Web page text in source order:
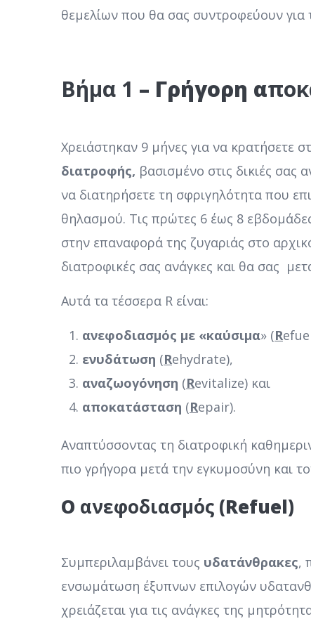
θεμελίων που θα σας συντροφεύουν
Βήμα 1 – Γρήγορη α
Χρειάστηκαν 9 μήνες για να κρατήσετε
διατροφής, βασισμένο στις δικιές σας
να διατηρήσετε τη σφριγηλότητα που
θηλασμού. Τις πρώτες 6 έως 8
στην επαναφορά της ζυγαριάς στο
διατροφικές σας ανάγκες και θα σας
Αυτά τα τέσσερα R είναι:
ανεφοδιασμός με «καύσιμα» (R
ενυδάτωση (Rehydrate),
αναζωογόνηση (Revitalize) και
αποκατάσταση (Repair).
Αναπτύσσοντας τη διατροφική
πιο γρήγορα μετά την εγκυμοσύνη και
Ο ανεφοδιασμός (Refuel)
Συμπεριλαμβάνει τους υδατάνθρακες,
ενσωμάτωση έξυπνων επιλογών
χρειάζεται για τις ανάγκες της